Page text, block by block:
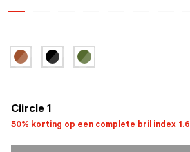
Ciircle 1
50% korting op een complete bril index 1.6